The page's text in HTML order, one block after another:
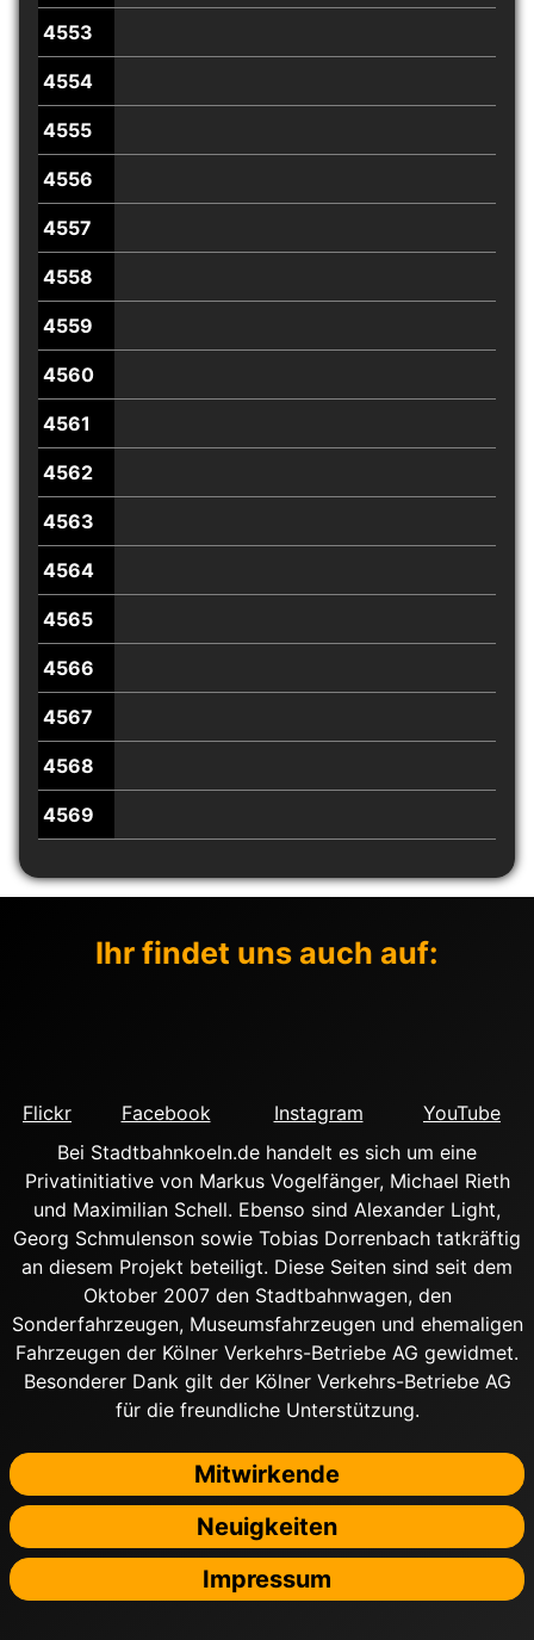
4553
4554
4555
4556
4557
4558
4559
4560
4561
4562
4563
4564
4565
4566
4567
4568
4569
Ihr findet uns auch auf:
Flickr Facebook Instagram
YouTube
Bei Stadtbahnkoeln.de handelt es sich um eine
Privatinitiative von Markus Vogelfänger, Michael Rieth
und Maximilian Schell. Ebenso sind Alexander Light,
Georg Schmulenson sowie Tobias Dorrenbach tatkräftig
an diesem Projekt beteiligt. Diese Seiten sind seit dem
Oktober 2007 den Stadtbahnwagen, den
Sonderfahrzeugen, Museumsfahrzeugen und ehemaligen
Fahrzeugen der Kölner Verkehrs-Betriebe AG gewidmet.
Besonderer Dank gilt der Kölner Verkehrs-Betriebe AG
für die freundliche Unterstützung.
Mitwirkende
Neuigkeiten
Impressum